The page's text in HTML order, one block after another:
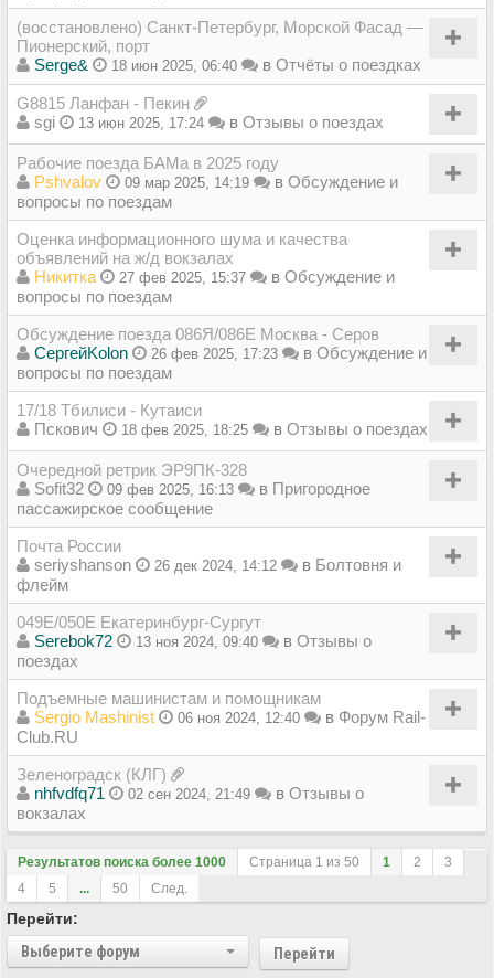
(восстановлено) Санкт-Петербург, Морской Фасад —
Пионерский, порт
Serge&
18 июн 2025, 06:40 в Отчёты о поездках
G8815 Ланфан - Пекин
sgi
13 июн 2025, 17:24 в Отзывы о поездах
Рабочие поезда БАМа в 2025 году
Pshvalov
09 мар 2025, 14:19 в Обсуждение и
вопросы по поездам
Оценка информационного шума и качества
объявлений на ж/д вокзалах
Никитка
27 фев 2025, 15:37 в Обсуждение и
вопросы по поездам
Обсуждение поезда 086Я/086Е Москва - Серов
СергейKolon
26 фев 2025, 17:23 в Обсуждение и
вопросы по поездам
17/18 Тбилиси - Кутаиси
Пскович
18 фев 2025, 18:25 в Отзывы о поездах
Очередной ретрик ЭР9ПК-328
Sofit32
09 фев 2025, 16:13 в Пригородное
пассажирское сообщение
Почта России
seriyshanson
26 дек 2024, 14:12 в Болтовня и
флейм
049Е/050Е Екатеринбург-Сургут
Serebok72
13 ноя 2024, 09:40 в Отзывы о
поездах
Подъемные машинистам и помощникам
Sergio Mashinist
06 ноя 2024, 12:40 в Форум Rail-
Club.RU
Зеленоградск (КЛГ)
nhfvdfq71
02 сен 2024, 21:49 в Отзывы о
вокзалах
Результатов поиска более 1000 Страница 1 из 50 1 2
3
4
5 ... 50 След.
Перейти:
Выберите форум
Перейти